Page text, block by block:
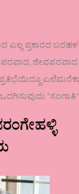
ಪ್ರಕಾರದ
ಜೀವಪರವಾದ
ಪ್ರತಿಭೆಯಿದ್ದೂ